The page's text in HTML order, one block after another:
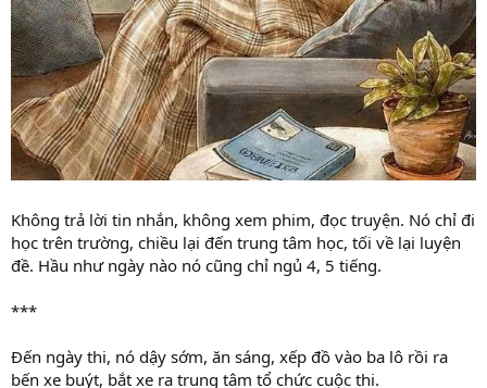
Không trả lời tin nhắn, không xem phim, đọc truyện. Nó chỉ đi
học trên trường, chiều lại đến trung tâm học, tối về lại luyện
đề. Hầu như ngày nào nó cũng chỉ ngủ 4, 5 tiếng.
***
Đến ngày thi, nó dậy sớm, ăn sáng, xếp đồ vào ba lô rồi ra
bến xe buýt, bắt xe ra trung tâm tổ chức cuộc thi.